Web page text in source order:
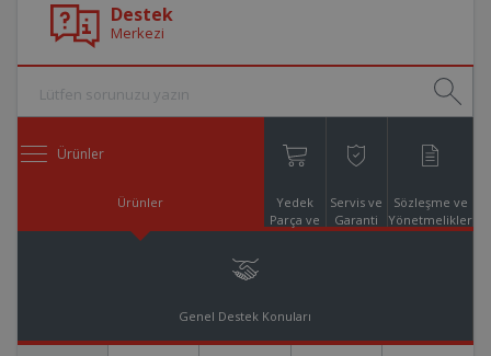
Destek
Merkezi
Ürünler
Ürünler
Yedek
Parça ve
Servis ve
Garanti
Sözleşme ve
Yönetmelikler
Genel Destek Konuları